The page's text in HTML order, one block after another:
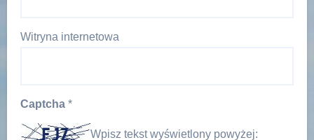
Witryna internetowa
Captcha *
Wpisz tekst wyświetlony powyżej: